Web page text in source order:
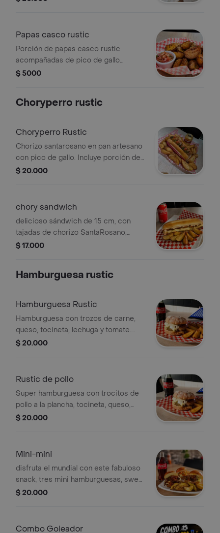
Papas casco rustic
Porción de papas casco rustic
acompañadas de pico de gallo
fresco.
$ 5000
Choryperro rustic
Choryperro Rustic
Chorizo santarosano en pan artesano
con pico de gallo. Incluye porción de
papas rustic y gaseosa de 250 ml
$ 20.000
chory sandwich
delicioso sándwich de 15 cm, con
tajadas de chorizo SantaRosano,
salsa y queso acompañado de papas
$ 17.000
Hamburguesa rustic
Hamburguesa Rustic
Hamburguesa con trozos de carne,
queso, tocineta, lechuga y tomate.
Acompañada de papas rústicas y
$ 20.000
Rustic de pollo
Super hamburguesa con trocitos de
pollo a la plancha, tocineta, queso,
verduras y acompañada de papas
$ 20.000
Mini-mini
disfruta el mundial con este fabuloso
snack, tres mini hamburguesas, sweet
bacon, burguer beefsteak y mini
$ 20.000
Combo Goleador